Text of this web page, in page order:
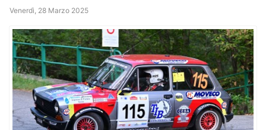
Venerdì, 28 Marzo 2025